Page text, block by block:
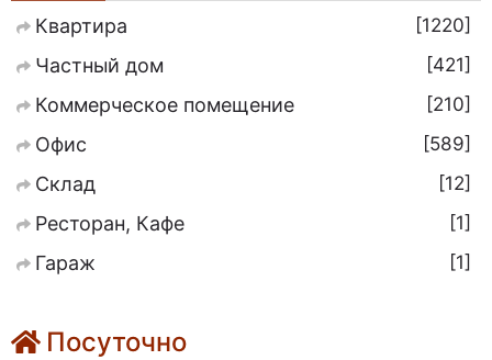
Квартира
1220
Частный дом
421
Коммерческое помещение
210
Офис
589
Склад
12
Ресторан, Кафе
1
Гараж
1
Посуточно